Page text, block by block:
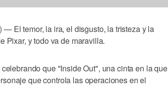
El temor, la ira, el disgusto, la tristeza y la
Pixar, y todo va de maravilla.
que "Inside Out", una cinta en la que
que controla las operaciones en el